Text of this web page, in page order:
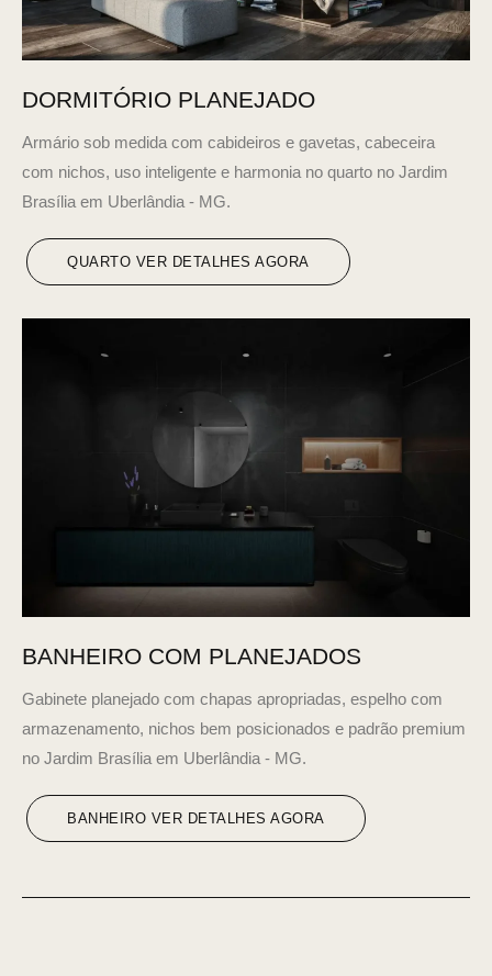
DORMITÓRIO PLANEJADO
Armário sob medida com cabideiros e gavetas, cabeceira
com nichos, uso inteligente e harmonia no quarto no Jardim
Brasília em Uberlândia - MG.
QUARTO VER DETALHES AGORA
BANHEIRO COM PLANEJADOS
Gabinete planejado com chapas apropriadas, espelho com
armazenamento, nichos bem posicionados e padrão premium
no Jardim Brasília em Uberlândia - MG.
BANHEIRO VER DETALHES AGORA